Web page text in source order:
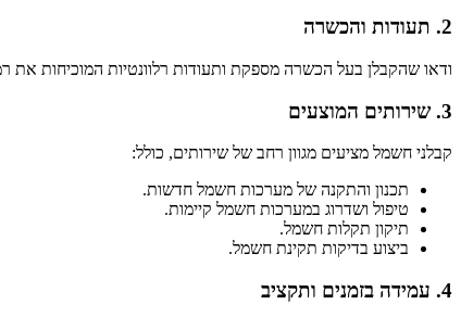
2. תעודות והכשרה
ודאו שהקבלן בעל הכשרה מספקת ותעודות רלוונטיות המוכיחות את
3. שירותים המוצעים
קבלני חשמל מציעים מגוון רחב של שירותים, כולל:
תכנון והתקנה של מערכות חשמל חדשות.
טיפול ושדרוג במערכות חשמל קיימות.
תיקון תקלות חשמל.
ביצוע בדיקות תקינת חשמל.
4. עמידה בזמנים ותקציב